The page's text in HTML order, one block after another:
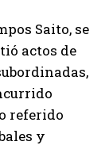
Saito, se
actos de
referido
y